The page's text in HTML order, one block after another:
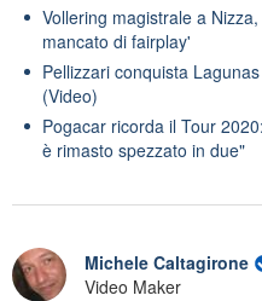
Vollering magistrale a
mancato di fairplay'
Pellizzari conquista
(Video)
Pogacar ricorda il Tour
è rimasto spezzato in due"
Michele Caltagirone
Video Maker